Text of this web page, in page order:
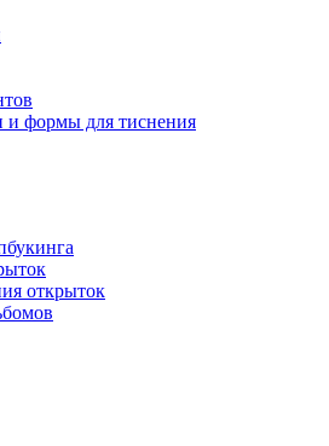
формы для тиснения
открыток